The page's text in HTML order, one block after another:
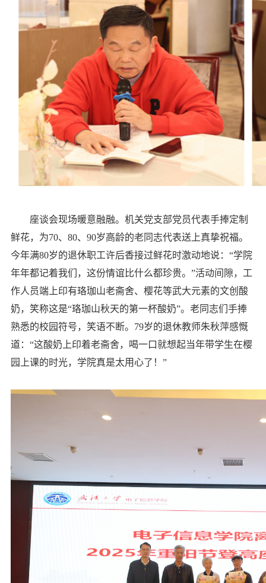
座谈会现场暖意融融。机关党支部党员代表手捧定制
鲜花，为70、80、90岁高龄的老同志代表送上真挚祝福。
今年满80岁的退休职工许后香接过鲜花时激动地说：“学院
年年都记着我们，这份情谊比什么都珍贵。”活动间隙，工
作人员端上印有珞珈山老斋舍、樱花等武大元素的文创酸
奶，笑称这是“珞珈山秋天的第一杯酸奶”。老同志们手捧
熟悉的校园符号，笑语不断。79岁的退休教师朱秋萍感慨
道：“这酸奶上印着老斋舍，喝一口就想起当年带学生在樱
园上课的时光，学院真是太用心了！”